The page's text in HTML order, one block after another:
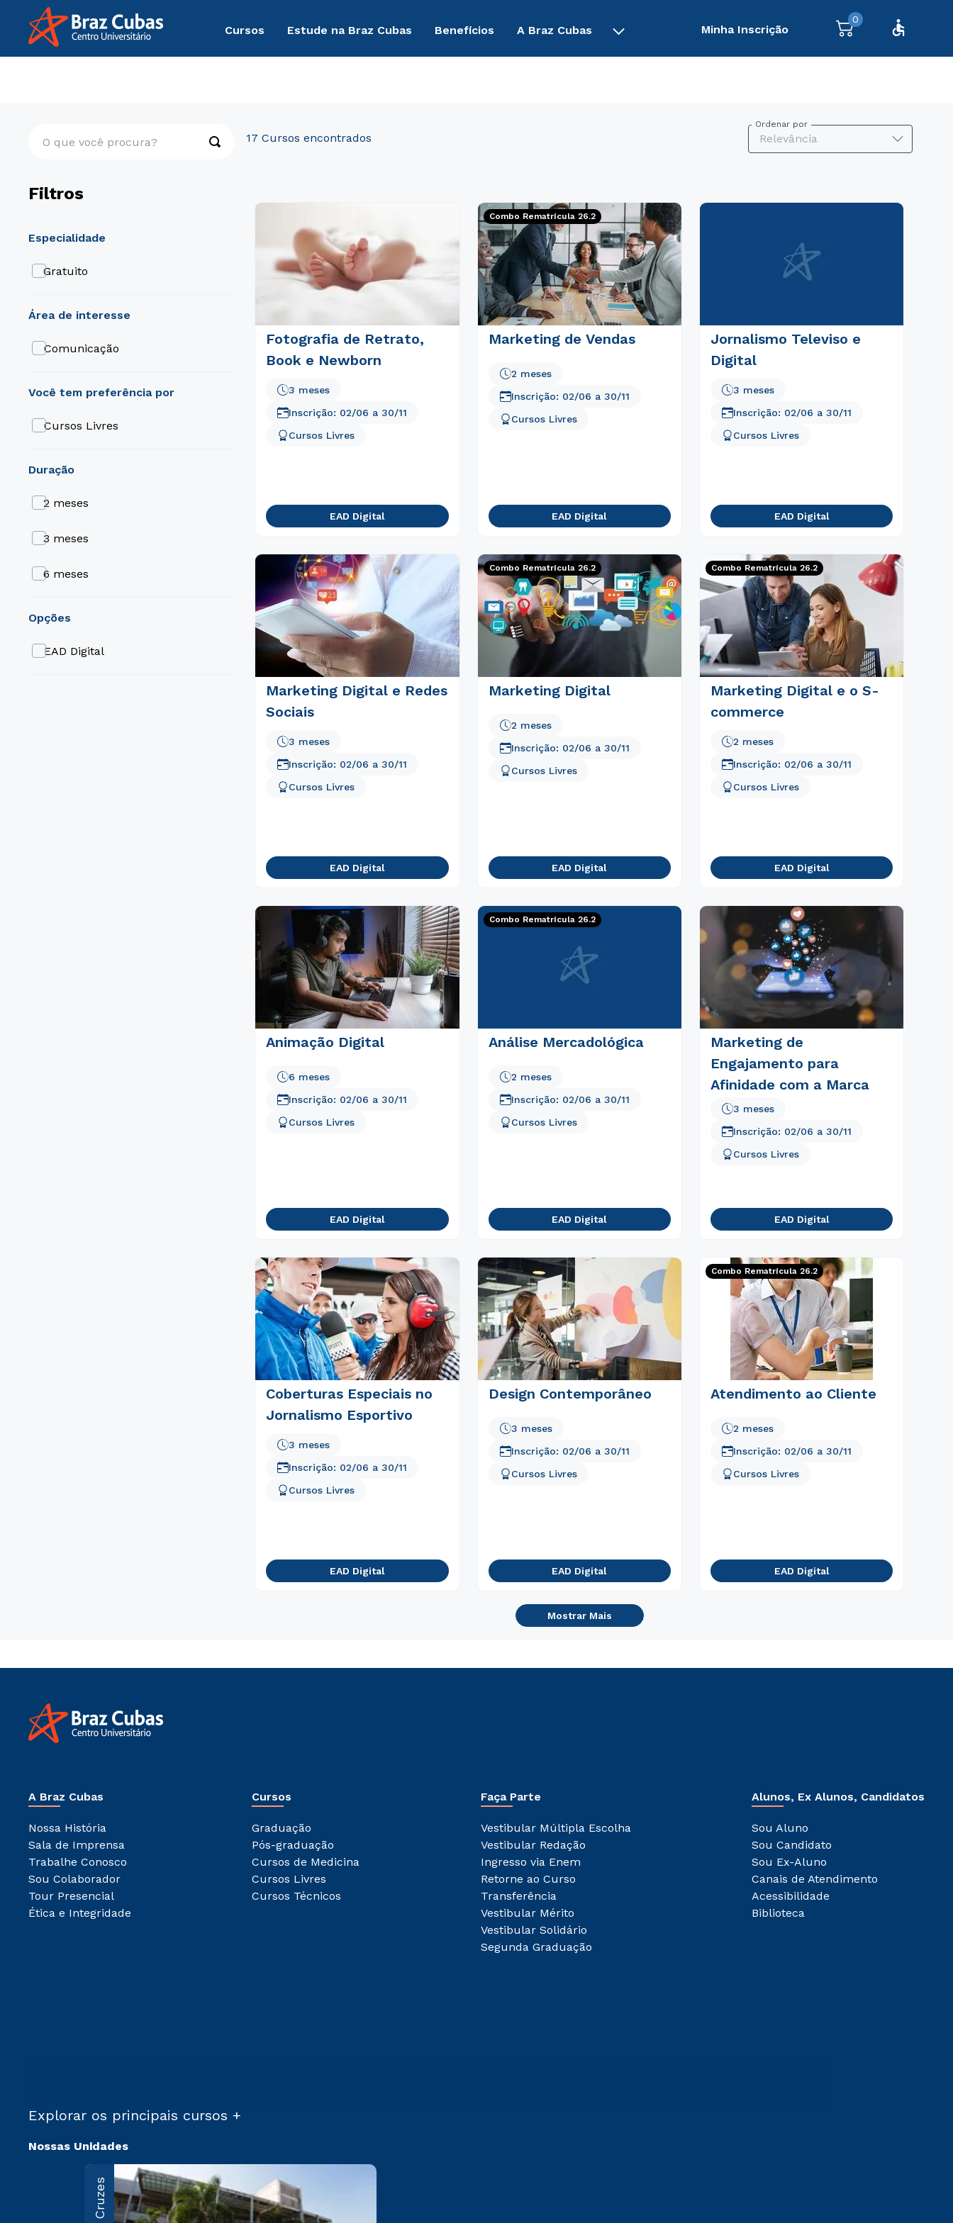
Cursos Estude na Braz Cubas Benefícios A Braz Cubas Minha Inscrição
0
Filtros
área de interesse
Comunicação
duração
2 meses
3 meses
6 meses
especialidade
Gratuito
opções
EAD Digital
Cursos Livres
17
Ordenar por
Relevância
Fotografia de Retrato,
Book e Newborn
Cursos Livres
3 meses
Inscrição: 02/06 a 30/11
EAD Digital
Combo Rematrícula 26.2
Marketing de Vendas
2 meses
Cursos Livres
Inscrição: 02/06 a 30/11
EAD Digital
Jornalismo Televiso e
Digital
Cursos Livres
3 meses
Inscrição: 02/06 a 30/11
EAD Digital
Marketing Digital e Redes
Sociais
3 meses
Cursos Livres
Inscrição: 02/06 a 30/11
EAD Digital
Combo Rematrícula 26.2
Marketing Digital
Cursos Livres
2 meses
Inscrição: 02/06 a 30/11
EAD Digital
Combo Rematrícula 26.2
Marketing Digital e o S-
commerce
2 meses
Cursos Livres
Inscrição: 02/06 a 30/11
EAD Digital
Animação Digital
6 meses
Cursos Livres
Inscrição: 02/06 a 30/11
EAD Digital
Combo Rematrícula 26.2
Análise Mercadológica
Cursos Livres
2 meses
Inscrição: 02/06 a 30/11
EAD Digital
Marketing de
Engajamento para
Afinidade com a Marca
Cursos Livres
3 meses
Inscrição: 02/06 a 30/11
EAD Digital
Coberturas Especiais no
Jornalismo Esportivo
3 meses
Cursos Livres
Inscrição: 02/06 a 30/11
EAD Digital
Design Contemporâneo
Cursos Livres
3 meses
Inscrição: 02/06 a 30/11
EAD Digital
Combo Rematrícula 26.2
Atendimento ao Cliente
2 meses
Cursos Livres
Inscrição: 02/06 a 30/11
EAD Digital
Mostrar Mais
A Braz Cubas
Nossa História
Sala de Imprensa
Trabalhe Conosco
Sou Colaborador
Tour Presencial
Ética e Integridade
Cursos
Graduação
Pós-graduação
Cursos de Medicina
Cursos Livres
Cursos Técnicos
Faça Parte
Vestibular Múltipla Escolha
Vestibular Redação
Ingresso via Enem
Retorne ao Curso
Transferência
Vestibular Mérito
Vestibular Solidário
Segunda Graduação
Alunos, Ex Alunos, Candidatos
Sou Aluno
Sou Candidato
Sou Ex-Aluno
Canais de Atendimento
Acessibilidade
Biblioteca
Explorar os principais cursos +
Nossas Unidades
Estou de acordo com a Política de Privacidade.e
autorizo que meus dados sejam utilizados para o
envio de conteúdos da Braz Cubas.